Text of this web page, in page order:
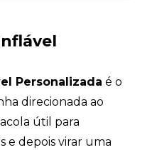
Personalizada é o
direcionada ao
útil para
e depois virar uma